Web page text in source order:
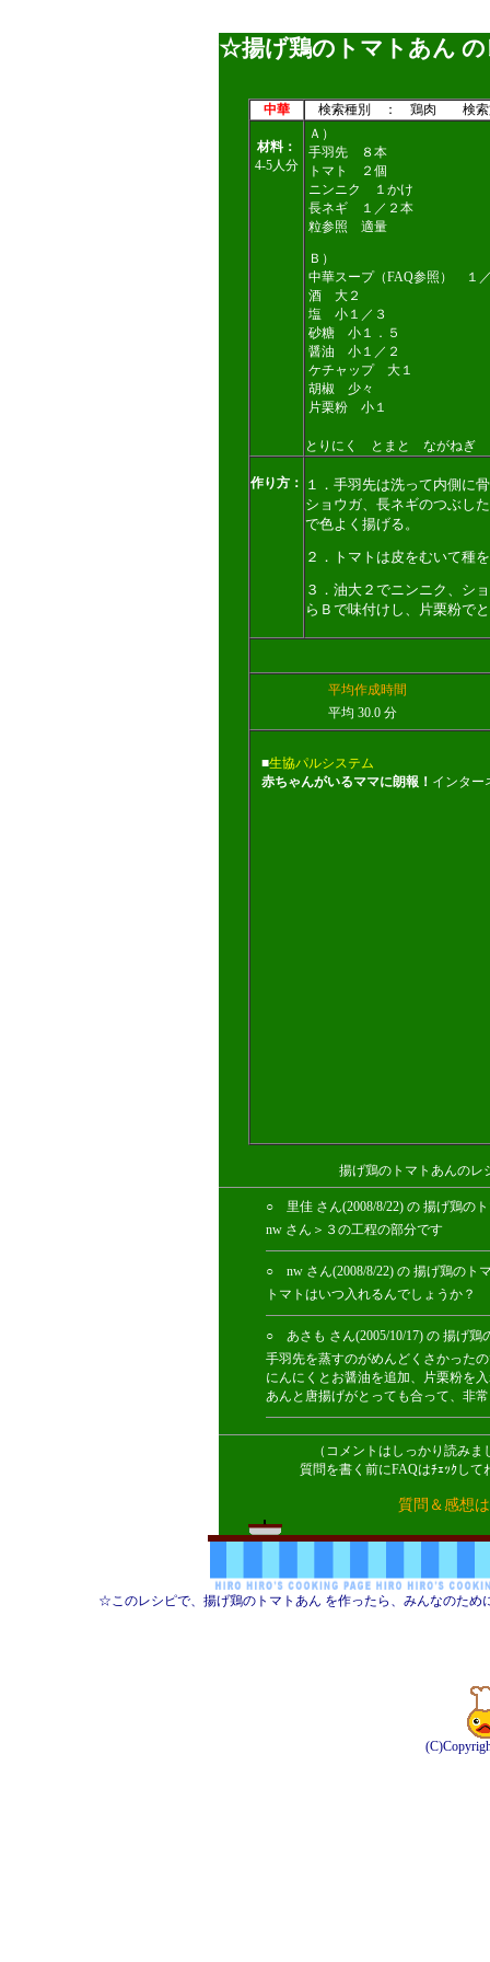
☆揚げ鶏のトマトあん の
中華 検索種別 ： 鶏肉 検索
材料：
4-5人分
Ａ）
手羽先 ８本
トマト ２個
ニンニク １かけ
長ネギ １／２本
粒参照 適量
Ｂ）
中華スープ（FAQ参照） １
酒 大２
塩 小１／３
砂糖 小１．５
醤油 小１／２
ケチャップ 大１
胡椒 少々
片栗粉 小１
とりにく とまと ながねぎ
作り方：
１．手羽先は洗って内側に
ショウガ、長ネギのつぶし
で色よく揚げる。
２．トマトは皮をむいて種
３．油大２でニンニク、シ
らＢで味付けし、片栗粉で
平均作成時間
平均 30.0 分
■生協パルシステム
赤ちゃんがいるママに朗報！ インター
揚げ鶏のトマトあんのレ
○ 里佳 さん(2008/8/22) の 揚げ鶏の
nw さん＞３の工程の部分です
○ nw さん(2008/8/22) の 揚げ鶏のト
トマトはいつ入れるんでしょうか？
○ あさも さん(2005/10/17) の 揚げ鶏
手羽先を蒸すのがめんどくさかった
にんにくとお醤油を追加、片栗粉を
あんと唐揚げがとっても合って、非
（コメントはしっかり読み
質問を書く前にFAQはﾁｪｯｸし
質問＆感想
☆このレシピで、揚げ鶏のトマトあん を作ったら、みんなのた